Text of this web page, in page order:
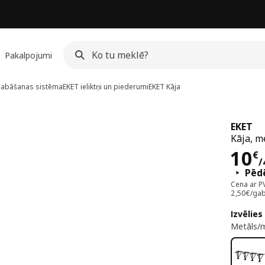
Pakalpojumi
sistēmaEKET ieliktņi un piederumiEKET Kāja
EKET
Kāja,
10€
/
Cena ar
2,50€/
Metāls/